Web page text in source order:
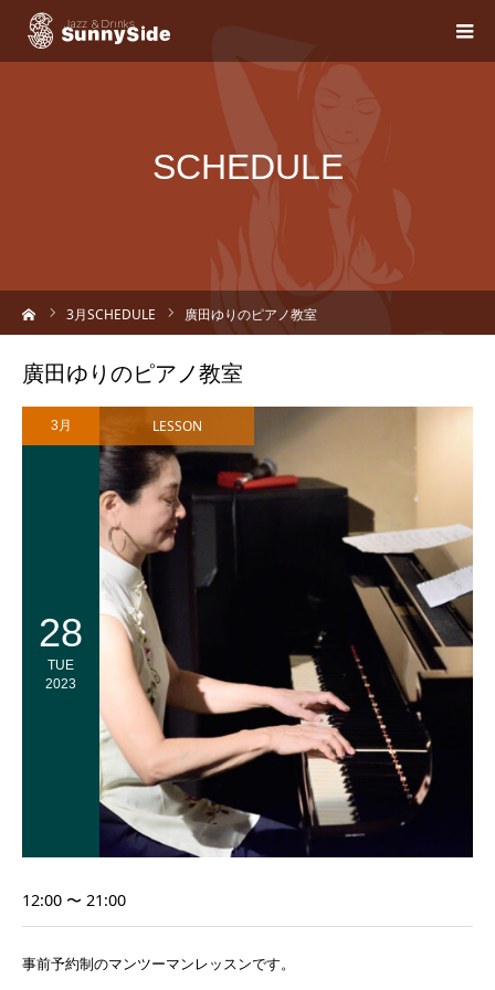
SCHEDULE
3月SCHEDULE 廣田ゆりのピアノ教室
廣田ゆりのピアノ教室
3月
28
TUE
2023
LESSON
12:00 〜 21:00
事前予約制のマンツーマンレッスンです。